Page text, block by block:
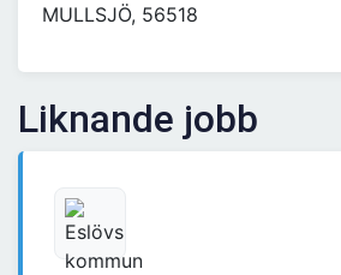
MULLSJÖ, 56518
Liknande jobb